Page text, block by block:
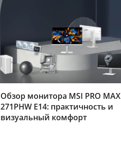
Обзор монитора MSI PRO MAX
271PHW E14: практичность и
визуальный комфорт